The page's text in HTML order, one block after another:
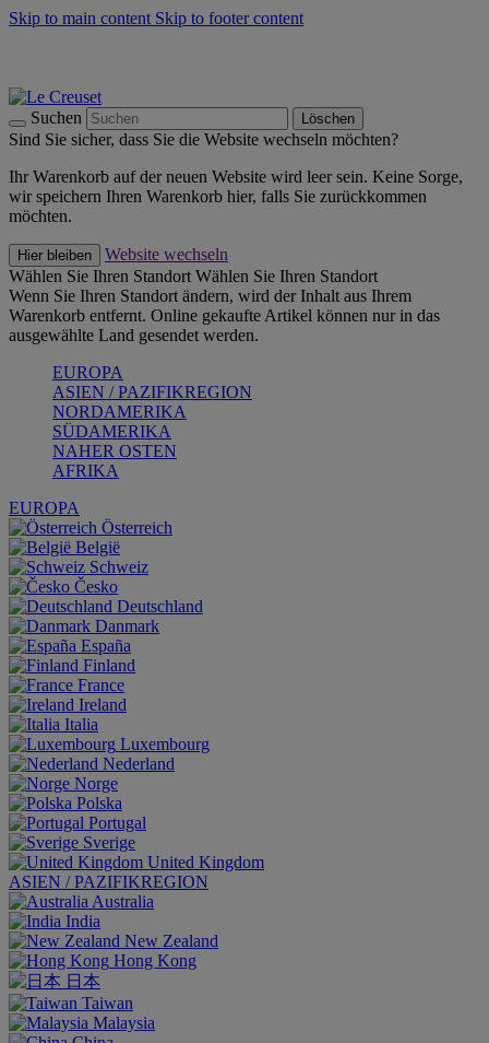
Skip to main content Skip to footer content
Suchen Löschen
Sind Sie sicher, dass Sie die Website wechseln möchten?
Ihr Warenkorb auf der neuen Website wird leer sein. Keine Sorge,
wir speichern Ihren Warenkorb hier, falls Sie zurückkommen
möchten.
Hier bleiben
Website wechseln
Wählen Sie Ihren Standort Wählen Sie Ihren Standort
Wenn Sie Ihren Standort ändern, wird der Inhalt aus Ihrem
Warenkorb entfernt. Online gekaufte Artikel können nur in das
ausgewählte Land gesendet werden.
EUROPA
ASIEN / PAZIFIKREGION
NORDAMERIKA
SÜDAMERIKA
NAHER OSTEN
AFRIKA
EUROPA
Österreich
België
Schweiz
Česko
Deutschland
Danmark
España
Finland
France
Ireland
Italia
Luxembourg
Nederland
Norge
Polska
Portugal
Sverige
United Kingdom
ASIEN / PAZIFIKREGION
Australia
India
New Zealand
Hong Kong
日本
Taiwan
Malaysia